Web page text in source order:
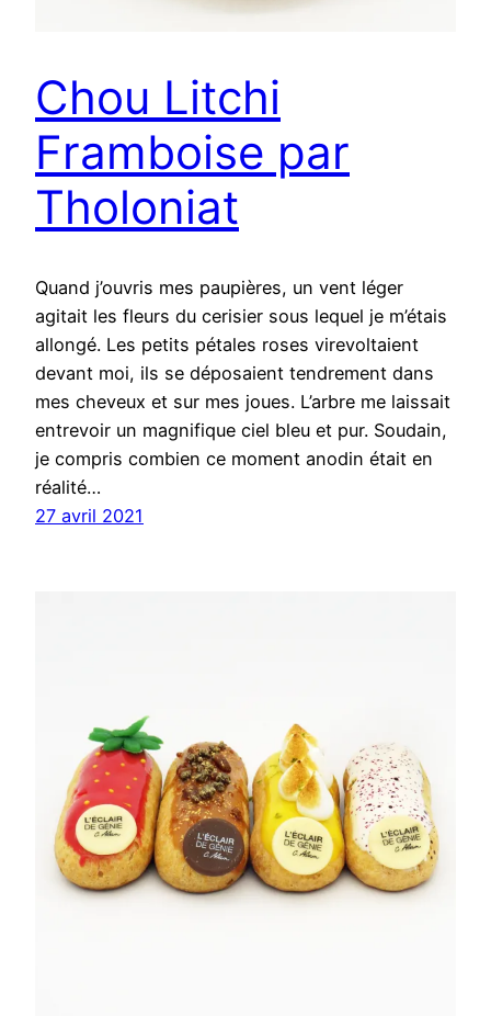
Chou Litchi
Framboise par
Tholoniat
Quand j’ouvris mes paupières, un vent léger
agitait les fleurs du cerisier sous lequel je m’étais
allongé. Les petits pétales roses virevoltaient
devant moi, ils se déposaient tendrement dans
mes cheveux et sur mes joues. L’arbre me laissait
entrevoir un magnifique ciel bleu et pur. Soudain,
je compris combien ce moment anodin était en
réalité…
27 avril 2021